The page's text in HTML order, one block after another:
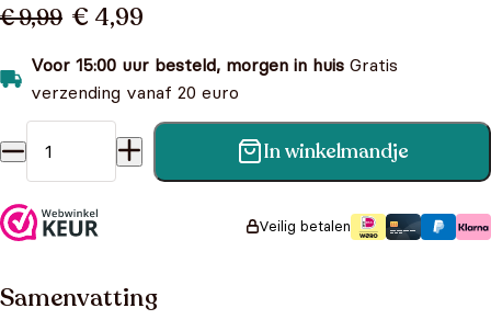
€ 9,99 € 4,99
Voor 15:00 uur besteld, morgen in huis Gratis
verzending vanaf 20 euro
Vergeet een olifant wel eens iets? aantalIn winkelmandje
Veilig betalen
Samenvatting